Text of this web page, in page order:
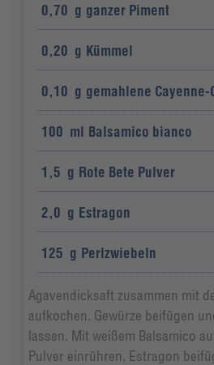
0,70 g ganzer Piment
0,20 g Kümmel
0,10 g gemahlene
100 ml Balsamico bianco
1,5 g Rote Bete Pulver
2,0 g Estragon
125 g Perlzwiebeln
Agavendicksaft zusammen mit
aufkochen. Gewürze beifügen
lassen. Mit weißem Balsamico
Pulver einrühren, Estragon